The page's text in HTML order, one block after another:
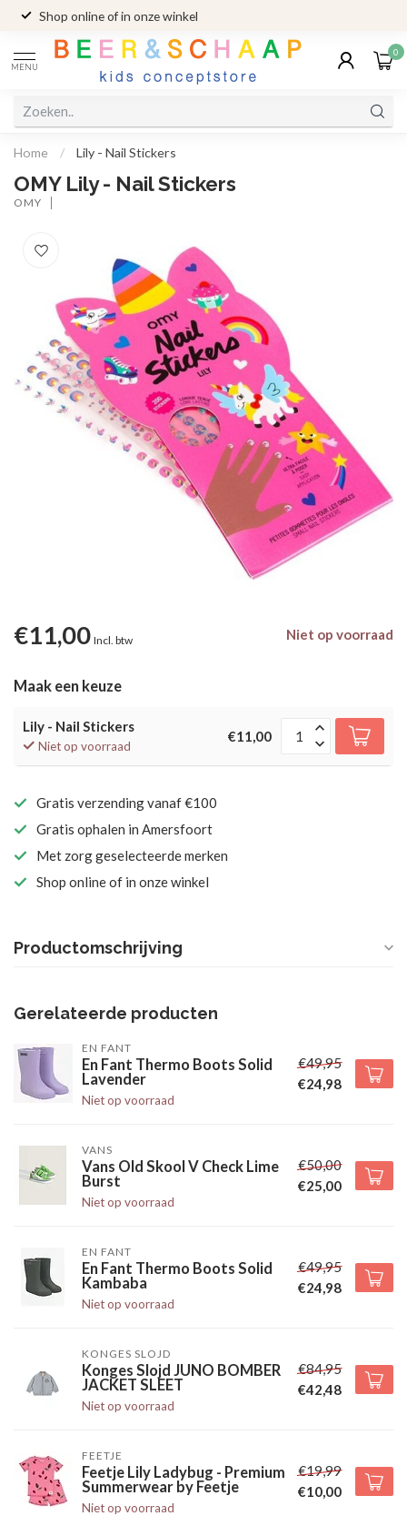
Shop online of in onze winkel
MENU
0
Home / Lily - Nail Stickers
OMY Lily - Nail Stickers
OMY
€11,00 Incl. btw Niet op voorraad
Maak een keuze
Lily - Nail Stickers
Niet op voorraad
€11,00
Gratis verzending vanaf €100
Gratis ophalen in Amersfoort
Met zorg geselecteerde merken
Shop online of in onze winkel
Productomschrijving
Gerelateerde producten
EN FANT
En Fant Thermo Boots Solid
Lavender
Niet op voorraad
€49,95
€24,98
VANS
Vans Old Skool V Check Lime
Burst
Niet op voorraad
€50,00
€25,00
EN FANT
En Fant Thermo Boots Solid
Kambaba
Niet op voorraad
€49,95
€24,98
KONGES SLOJD
Konges Slojd JUNO BOMBER
JACKET SLEET
Niet op voorraad
€84,95
€42,48
FEETJE
Feetje Lily Ladybug - Premium
Summerwear by Feetje
Niet op voorraad
€19,99
€10,00